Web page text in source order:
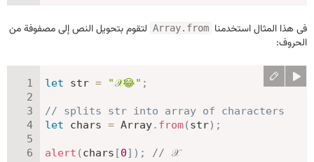
فى هذا المثال استخدمنا Array.from لتقوم بتحويل النص إلى مصفوفة من
الحروف:
let str = "𝒳😂" ;
// splits str into array of characters
let chars = Array. from(str) ;
alert (chars [0] ) ;
// 𝒳